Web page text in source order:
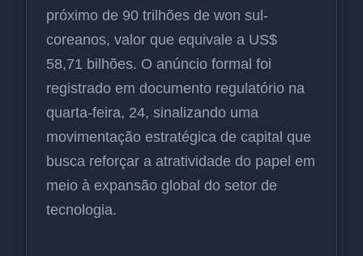
próximo de 90 trilhões de won sul-
coreanos, valor que equivale a US$
58,71 bilhões. O anúncio formal foi
registrado em documento regulatório na
quarta-feira, 24, sinalizando uma
movimentação estratégica de capital que
busca reforçar a atratividade do papel em
meio à expansão global do setor de
tecnologia.